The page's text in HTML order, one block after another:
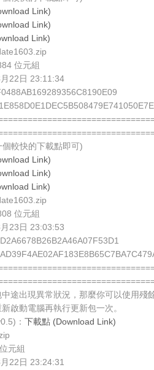
Link)
Link)
Link)
位元組
22日 23:11:34
較快的下載點即可)
Link)
Link)
Link)
位元組
23日 23:03:53
途出現異常狀況，那麼你可以使用殘
啟動電腦再執行更新包一次。
： 下載點 (Download Link)
元組
22日 23:24:31